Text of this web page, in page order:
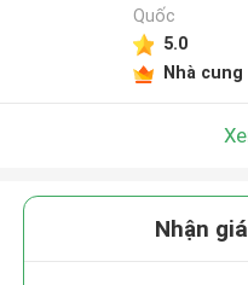
Quốc
5.0
Nhà
Nhận